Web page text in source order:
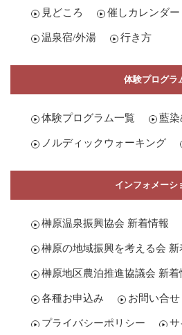
見どころ 催しカレンダ
温泉宿/外湯 行き方
体験プログラ
体験プログラム一覧 藍染
ノルディックウォーキング
インフォメーシ
榊原温泉振興協会 新着情報
榊原の地域振興を考える会 新
榊原地区農泊推進協議会 新着
各種お申込み お問い合せ
プライバシーポリシー サ